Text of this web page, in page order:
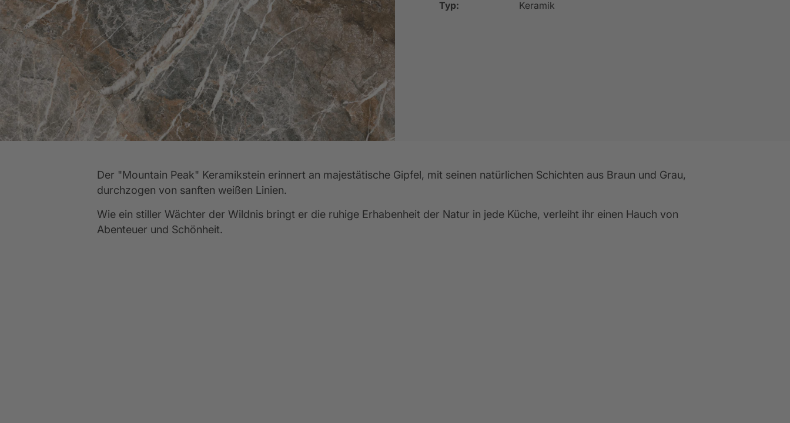
WEITERE Küchen-Ausstattung Klassik-Küchen Küchenkatalog Küchenformen
WEITERE Abverkaufsküchen Eventkalender Empfehlungsprogramm Werksbesuch Rückblick Küchenschule
WEITERE Wir sind ausgezeichnet 5 Jahre Garantie für Ihre Elektrogeräte
Typ:
Keramik
Der "Mountain Peak" Keramikstein erinnert an majestätische Gipfel, mit seinen natürlichen Schichten aus Braun und Grau,
durchzogen von sanften weißen Linien.
Wie ein stiller Wächter der Wildnis bringt er die ruhige Erhabenheit der Natur in jede Küche, verleiht ihr einen Hauch von
Abenteuer und Schönheit.